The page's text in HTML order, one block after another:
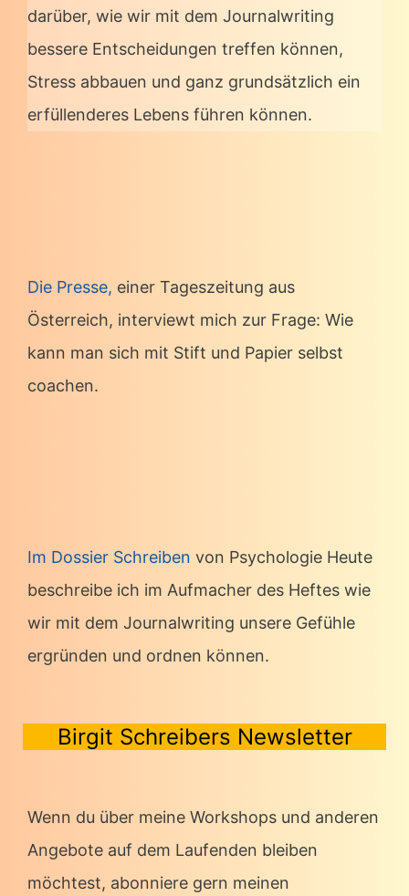
darüber, wie wir mit dem Journalwriting
bessere Entscheidungen treffen können,
Stress abbauen und ganz grundsätzlich ein
erfüllenderes Lebens führen können.
Die Presse, einer Tageszeitung aus
Österreich, interviewt mich zur Frage: Wie
kann man sich mit Stift und Papier selbst
coachen.
Im Dossier Schreiben von Psychologie Heute
beschreibe ich im Aufmacher des Heftes wie
wir mit dem Journalwriting unsere Gefühle
ergründen und ordnen können.
Birgit Schreibers Newsletter
Wenn du über meine Workshops und anderen
Angebote auf dem Laufenden bleiben
möchtest, abonniere gern meinen